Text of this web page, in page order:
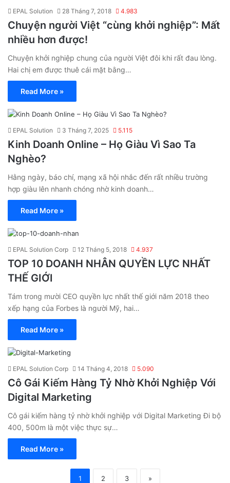
EPAL Solution 28 Tháng 7, 2018 4.983
Chuyện người Việt “cùng khởi nghiệp”: Mất
nhiều hơn được!
Chuyện khởi nghiệp chung của người Việt đôi khi rất đau lòng.
Hai chị em được thuê cái mặt bằng…
Read More »
EPAL Solution 3 Tháng 7, 2025 5.115
Kinh Doanh Online – Họ Giàu Vì Sao Ta
Nghèo?
Hằng ngày, báo chí, mạng xã hội nhắc đến rất nhiều trường
hợp giàu lên nhanh chóng nhờ kinh doanh…
Read More »
EPAL Solution Corp 12 Tháng 5, 2018 4.937
TOP 10 DOANH NHÂN QUYỀN LỰC NHẤT
THẾ GIỚI
Tám trong mười CEO quyền lực nhất thế giới năm 2018 theo
xếp hạng của Forbes là người Mỹ, hai…
Read More »
EPAL Solution Corp 14 Tháng 4, 2018 5.090
Cô Gái Kiếm Hàng Tỷ Nhờ Khởi Nghiệp Với
Digital Marketing
Cô gái kiếm hàng tỷ nhờ khởi nghiệp với Digital Marketing Đi bộ
400, 500m là một việc thực sự…
Read More »
1 2 3 »